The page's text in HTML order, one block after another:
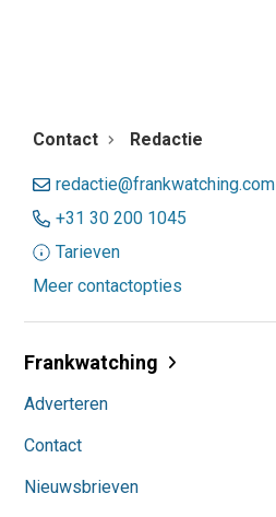
Contact Redactie
redactie@frankwatching.com
+31 30 200 1045
Tarieven
Meer contactopties
Frankwatching
Adverteren
Contact
Nieuwsbrieven